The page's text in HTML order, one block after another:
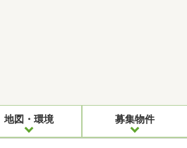
地図・環境 募集物件